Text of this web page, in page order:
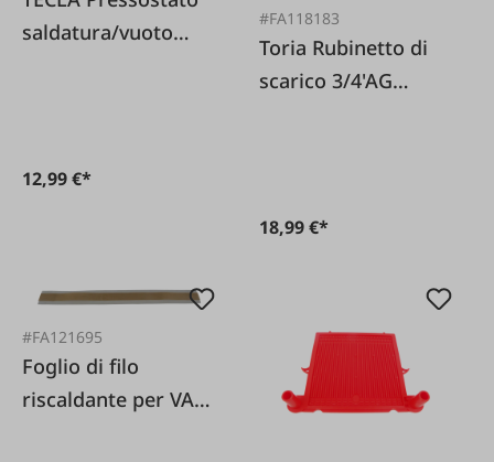
saldatura/vuoto
12,99 €*
#FA118183
Toria Rubinetto di
scarico 3/4'AG
18,99 €*
#FA121695
Foglio di filo
riscaldante per VAC